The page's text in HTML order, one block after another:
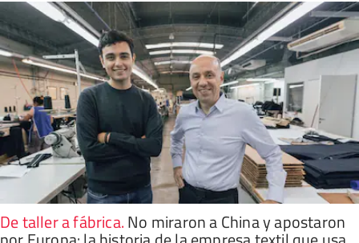
De taller a fábrica.No miraron a China y apostaron